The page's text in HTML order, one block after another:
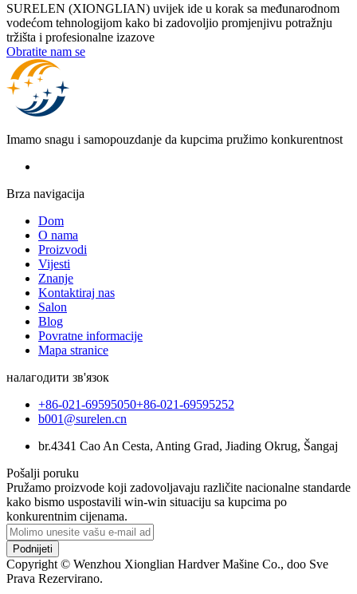
SURELEN (XIONGLIAN) uvijek ide u korak sa međunarodnom
vodećom tehnologijom kako bi zadovoljio promjenjivu potražnju
tržišta i profesionalne izazove
Obratite nam se
Imamo snagu i samopouzdanje da kupcima pružimo konkurentnost
Brza navigacija
Dom
O nama
Proizvodi
Vijesti
Znanje
Kontaktiraj nas
Salon
Blog
Povratne informacije
Mapa stranice
налагодити зв'язок
+86-021-69595050+86-021-69595252
b001@surelen.cn
br.4341 Cao An Cesta, Anting Grad, Jiading Okrug, Šangaj
Pošalji poruku
Pružamo proizvode koji zadovoljavaju različite nacionalne standarde
kako bismo uspostavili win-win situaciju sa kupcima po
konkurentnim cijenama.
Podnijeti
Copyright © Wenzhou Xionglian Hardver Mašine Co., doo Sve
Prava Rezervirano.